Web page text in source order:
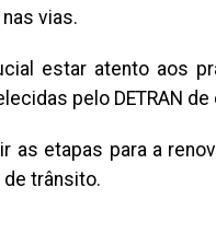
vias.
estar atento aos
pelo DETRAN de
as etapas para a
trânsito.